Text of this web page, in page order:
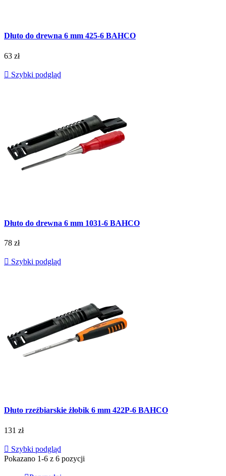
Dłuto do drewna 6 mm 425-6 BAHCO
63 zł
 Szybki podgląd
Dłuto do drewna 6 mm 1031-6 BAHCO
78 zł
 Szybki podgląd
Dłuto rzeźbiarskie żłobik 6 mm 422P-6 BAHCO
131 zł
 Szybki podgląd
Pokazano 1-6 z 6 pozycji